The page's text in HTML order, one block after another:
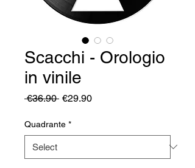
Scacchi - Orologio
in vinile
€36.90 Regular
€29.90Sale
Quadrante *